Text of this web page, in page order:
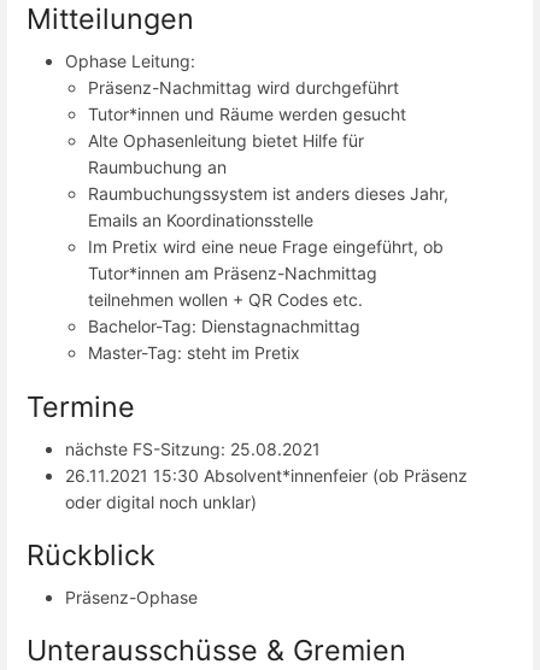
Mitteilungen
Ophase Leitung:
Präsenz-Nachmittag wird durchgeführt
Tutor*innen und Räume werden gesucht
Alte Ophasenleitung bietet Hilfe für
Raumbuchung an
Raumbuchungssystem ist anders dieses Jahr,
Emails an Koordinationsstelle
Im Pretix wird eine neue Frage eingeführt, ob
Tutor*innen am Präsenz-Nachmittag
teilnehmen wollen + QR Codes etc.
Bachelor-Tag: Dienstagnachmittag
Master-Tag: steht im Pretix
Termine
nächste FS-Sitzung: 25.08.2021
26.11.2021 15:30 Absolvent*innenfeier (ob Präsenz
oder digital noch unklar)
Rückblick
Präsenz-Ophase
Unterausschüsse & Gremien